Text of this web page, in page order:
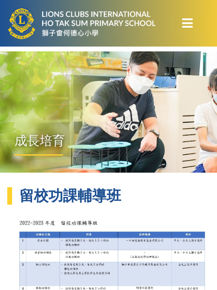
成長培育
留校功課輔導班